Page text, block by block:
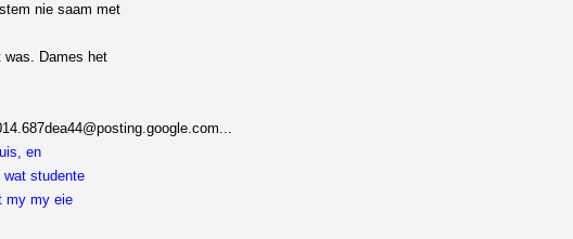
nie saam met
was. Dames het
en
wat studente
my my eie